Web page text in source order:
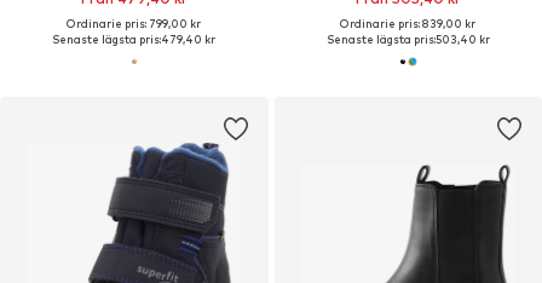
Ordinarie pris: 799,00 kr
Senaste lägsta pris:479,40 kr
Ordinarie pris: 839,00 kr
Senaste lägsta pris:503,40 kr